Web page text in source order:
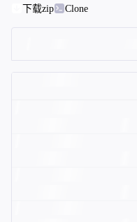
下载zip
Clone